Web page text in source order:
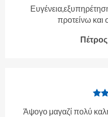
προτείνω και
Άψογο μαγαζί πολύ